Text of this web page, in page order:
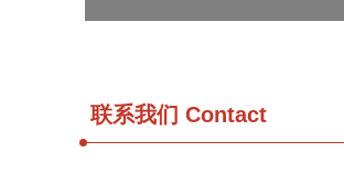
联系我们 Contact